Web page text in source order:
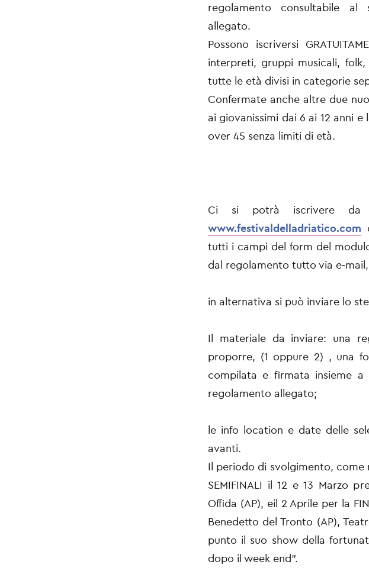
regolamento consultabile
allegato.
Possono iscriversi
interpreti, gruppi musicali,
tutte le età divisi in categorie
Confermate anche altre due
ai giovanissimi dai 6 ai 12 anni
over 45 senza limiti di età.
Ci si potrà iscrivere da
www.festivaldelladriatico.com
tutti i campi del form del
dal regolamento tutto via e-mail,
in alternativa si può inviare lo
Il materiale da inviare: una
proporre, (1 oppure 2) , una
compilata e firmata insieme
regolamento allegato;
le info location e date delle
avanti.
Il periodo di svolgimento, come
SEMIFINALI il 12 e 13 Marzo
Offida (AP), eil 2 Aprile per la
Benedetto del Tronto (AP),
punto il suo show della
dopo il week end".